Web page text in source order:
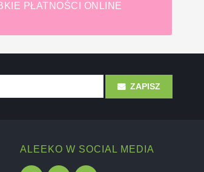
PŁATNOŚCI ONLINE
ZAPISZ
ALEEKO W SOCIAL MEDIA